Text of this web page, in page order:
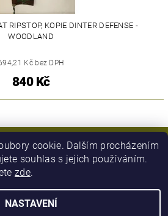
RIPSTOP, KOPIE DINTER DEFENSE -
WOODLAND
Kč bez DPH
840 Kč
cookie. Dalším procházením
souhlas s jejich používáním.
zde.
NASTAVENÍ